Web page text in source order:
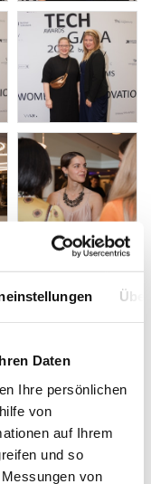
Daten
Ihre persönlichen
von
auf Ihrem
und so
von